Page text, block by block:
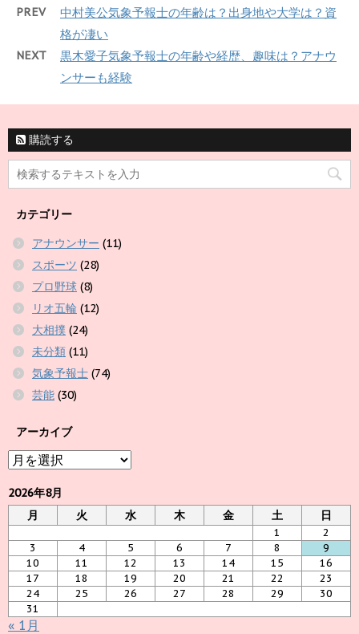
PREV
中村美公気象予報士の年齢は？出身地や大学は？資
格が凄い
NEXT
黒木愛子気象予報士の年齢や経歴、趣味は？アナウ
ンサーも経験
購読する
カテゴリー
アナウンサー (11)
スポーツ (28)
プロ野球 (8)
リオ五輪 (12)
大相撲 (24)
未分類 (11)
気象予報士 (74)
芸能 (30)
アーカイブ
ア
ー
カ
イ
ブ
2026年8月
月
火 水 木 金 土 日
1
2
3
4 5 6 7 8
9
10
11 12 13 14 15
16
17
18 19 20 21 22
23
24
25 26 27 28 29
30
31
« 1月